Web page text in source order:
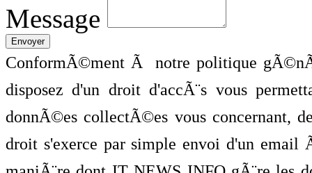
Message
ConformÃ©ment Ã notre politique
disposez d'un droit d'accÃ¨s vous
donnÃ©es collectÃ©es vous concernant,
droit s'exerce par simple envoi d'un